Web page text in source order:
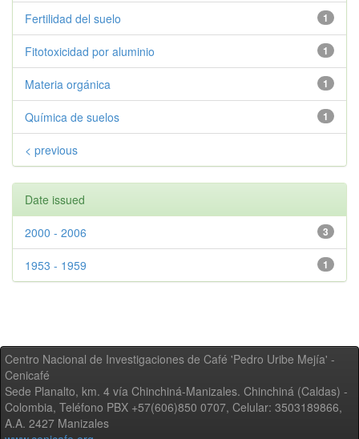
1
Fertilidad del suelo
1
Fitotoxicidad por aluminio
1
Materia orgánica
1
Química de suelos
< previous
Date issued
3
2000 - 2006
1
1953 - 1959
Centro Nacional de Investigaciones de Café 'Pedro Uribe Mejía' -
Cenicafé
Sede Planalto, km. 4 vía Chinchiná-Manizales. Chinchiná (Caldas) -
Colombia, Teléfono PBX +57(606)850 0707, Celular: 3503189866,
A.A. 2427 Manizales